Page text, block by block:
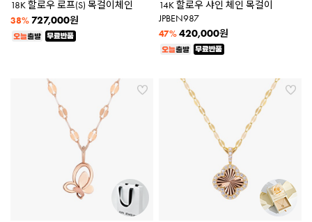
18K 할로우 로프(S) 목걸이체인
38% 727,000원
14K 할로우 샤인 체인 목걸이
JPBEN987
47% 420,000원